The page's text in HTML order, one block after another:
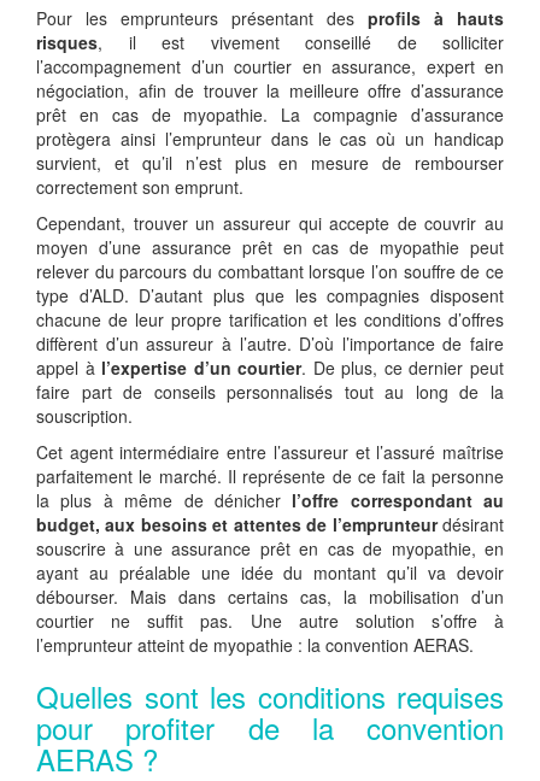
Pour les emprunteurs présentant des profils à hauts
risques, il est vivement conseillé de solliciter
l’accompagnement d’un courtier en assurance, expert en
négociation, afin de trouver la meilleure offre d’assurance
prêt en cas de myopathie. La compagnie d’assurance
protègera ainsi l’emprunteur dans le cas où un handicap
survient, et qu’il n’est plus en mesure de rembourser
correctement son emprunt.
Cependant, trouver un assureur qui accepte de couvrir au
moyen d’une assurance prêt en cas de myopathie peut
relever du parcours du combattant lorsque l’on souffre de ce
type d’ALD. D’autant plus que les compagnies disposent
chacune de leur propre tarification et les conditions d’offres
diffèrent d’un assureur à l’autre. D’où l’importance de faire
appel à l’expertise d’un courtier. De plus, ce dernier peut
faire part de conseils personnalisés tout au long de la
souscription.
Cet agent intermédiaire entre l’assureur et l’assuré maîtrise
parfaitement le marché. Il représente de ce fait la personne
la plus à même de dénicher l’offre correspondant au
budget, aux besoins et attentes de l’emprunteurdésirant
souscrire à une assurance prêt en cas de myopathie, en
ayant au préalable une idée du montant qu’il va devoir
débourser. Mais dans certains cas, la mobilisation d’un
courtier ne suffit pas. Une autre solution s’offre à
l’emprunteur atteint de myopathie : la convention AERAS.
Quelles sont les conditions requises
pour profiter de la convention
AERAS ?